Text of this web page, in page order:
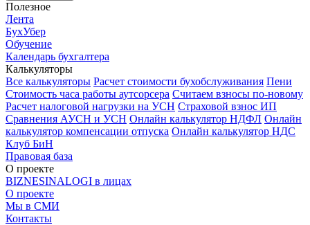
Полезное
Лента
БухУбер
Обучение
Календарь бухгалтера
Калькуляторы
Все калькуляторы Расчет стоимости бухобслуживания Пени
Стоимость часа работы аутсорсера Считаем взносы по-новому
Расчет налоговой нагрузки на УСН Страховой взнос ИП
Сравнения АУСН и УСН Онлайн калькулятор НДФЛ Онлайн
калькулятор компенсации отпуска Онлайн калькулятор НДС
Клуб БиН
Правовая база
О проекте
BIZNESINALOGI в лицах
О проекте
Мы в СМИ
Контакты